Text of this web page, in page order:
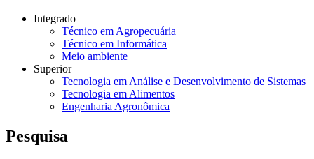
Integrado
Técnico em Agropecuária
Técnico em Informática
Meio ambiente
Superior
Tecnologia em Análise e Desenvolvimento de Sistemas
Tecnologia em Alimentos
Engenharia Agronômica
Pesquisa